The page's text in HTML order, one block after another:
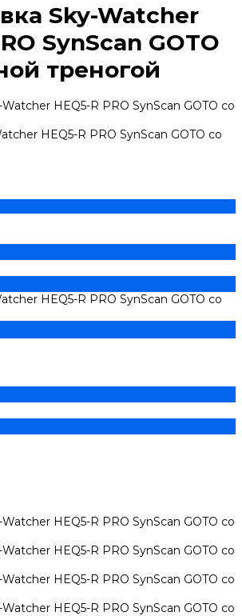
Sky-Watcher
SynScan GOTO
треногой
HEQ5-R PRO SynScan GOTO со
HEQ5-R PRO SynScan GOTO со